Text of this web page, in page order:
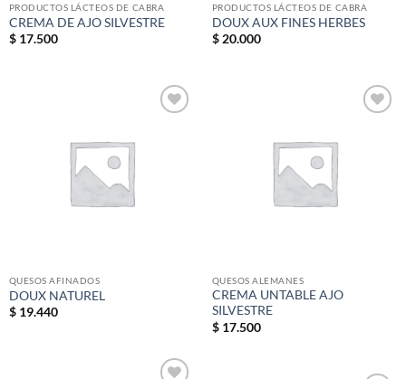
PRODUCTOS LÁCTEOS DE CABRA
CREMA DE AJO SILVESTRE
$17.500
PRODUCTOS LÁCTEOS DE CABRA
DOUX AUX FINES HERBES
$20.000
QUESOS AFINADOS
DOUX NATUREL
$19.440
QUESOS ALEMANES
CREMA UNTABLE AJO
SILVESTRE
$17.500